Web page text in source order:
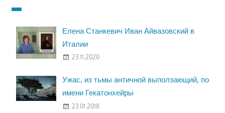
Елена Станкевич Иван Айвазовский в
Италии
23.11.2020
Ужас, из тьмы античной выползающий, по
имени Гекатонхейры
23.01.2018